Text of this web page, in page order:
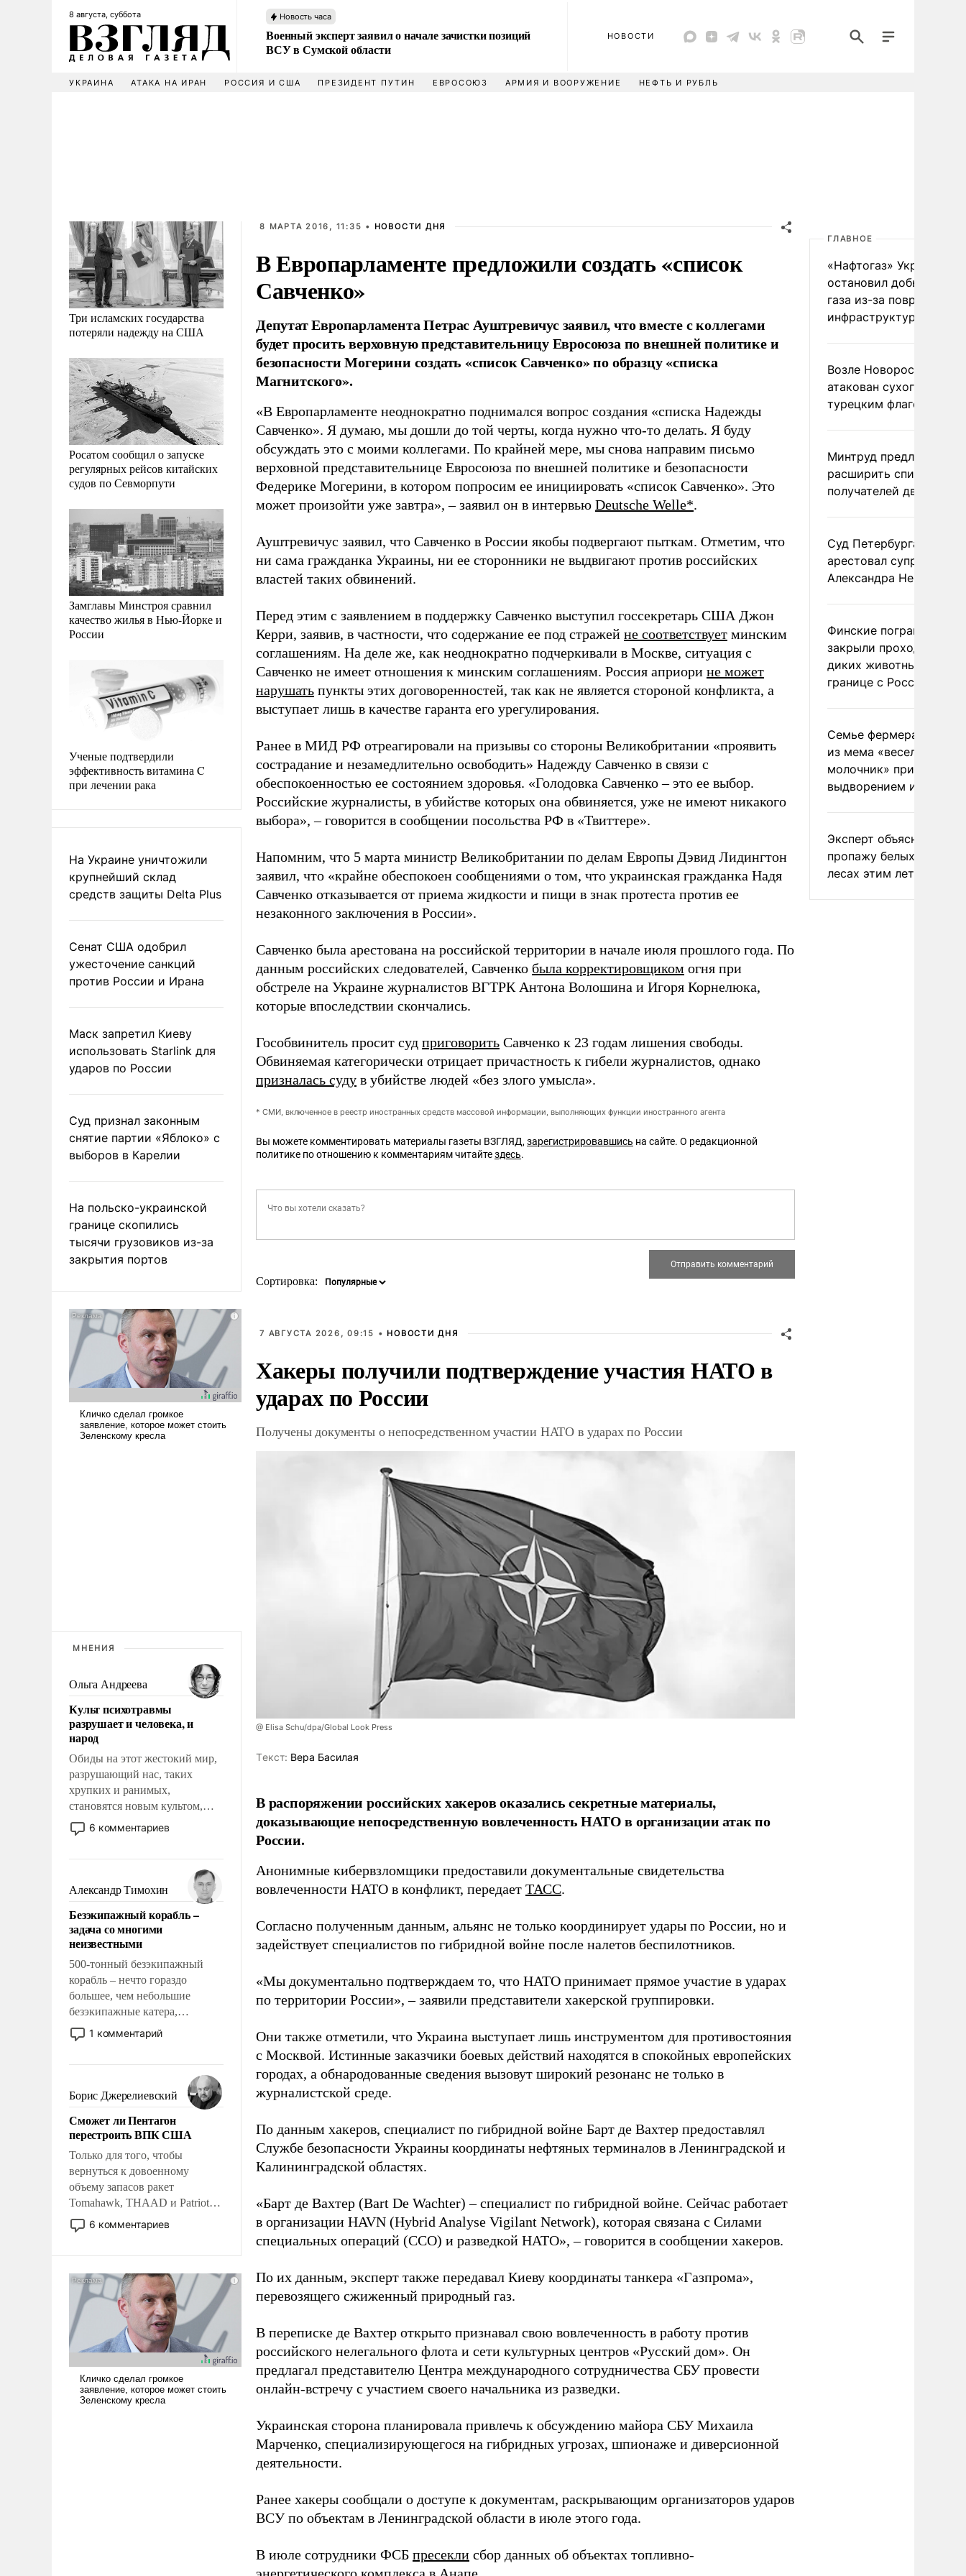
8 августа, суббота Новость часа
Военный эксперт заявил о начале зачистки позиций
ВСУ в Сумской области
НОВОСТИ
УКРАИНА АТАКА НА ИРАН РОССИЯ И США ПРЕЗИДЕНТ ПУТИН ЕВРОСОЮЗ АРМИЯ И ВООРУЖЕНИЕ НЕФТЬ И РУБЛЬ
Три исламских государства
потеряли надежду на США
Росатом сообщил о запуске
регулярных рейсов китайских
судов по Севморпути
Замглавы Минстроя сравнил
качество жилья в Нью-Йорке и
России
Ученые подтвердили
эффективность витамина C
при лечении рака
На Украине уничтожили
крупнейший склад
средств защиты Delta Plus
Сенат США одобрил
ужесточение санкций
против России и Ирана
Маск запретил Киеву
использовать Starlink для
ударов по России
Суд признал законным
снятие партии «Яблоко» с
выборов в Карелии
На польско-украинской
границе скопились
тысячи грузовиков из-за
закрытия портов
МНЕНИЯ
Ольга Андреева
Культ психотравмы
разрушает и человека, и
народ
Обиды на этот жестокий мир,
разрушающий нас, таких
хрупких и ранимых,
становятся новым культом,
постепенно вытесняя и
отменяя традиционное
мужественным и твердым под
ударами судьбы, брать на себя
ответственность, помогать
слабым, идти вперед и
адаптироваться.
6 комментариев
Александр Тимохин
Безэкипажный корабль –
задача со многими
неизвестными
500-тонный безэкипажный
корабль – нечто гораздо
большее, чем небольшие
безэкипажные катера,
применение которых уже
стало обыденностью. Задача по
сложна и амбициозна. Однако
и ее реализация радикально
поднимет наши боевые
возможности.
1 комментарий
Борис Джерелиевский
Сможет ли Пентагон
перестроить ВПК США
Только для того, чтобы
вернуться к довоенному
объему запасов ракет
Tomahawk, THAAD и Patriot
США потребуется более трех
лет. Даже небольшая война с
Сложившаяся ситуация
означает многолетний период
уязвимости США, например,
перед Китаем.
6 комментариев
8 МАРТА 2016, 11:35 • НОВОСТИ ДНЯ
В Европарламенте предложили создать «список
Савченко»
Депутат Европарламента Петрас Ауштревичус заявил, что вместе с коллегами
будет просить верховную представительницу Евросоюза по внешней политике и
безопасности Могерини создать «список Савченко» по образцу «списка
Магнитского».
«В Европарламенте неоднократно поднимался вопрос создания «списка Надежды
Савченко». Я думаю, мы дошли до той черты, когда нужно что-то делать. Я буду
обсуждать это с моими коллегами. По крайней мере, мы снова направим письмо
верховной представительнице Евросоюза по внешней политике и безопасности
Федерике Могерини, в котором попросим ее инициировать «список Савченко». Это
может произойти уже завтра», – заявил он в интервью Deutsche Welle*.
Ауштревичус заявил, что Савченко в России якобы подвергают пыткам. Отметим, что
ни сама гражданка Украины, ни ее сторонники не выдвигают против российских
властей таких обвинений.
Перед этим с заявлением в поддержку Савченко выступил госсекретарь США Джон
Керри, заявив, в частности, что содержание ее под стражей не соответствует минским
соглашениям. На деле же, как неоднократно подчеркивали в Москве, ситуация с
Савченко не имеет отношения к минским соглашениям. Россия априори не может
нарушать пункты этих договоренностей, так как не является стороной конфликта, а
выступает лишь в качестве гаранта его урегулирования.
Ранее в МИД РФ отреагировали на призывы со стороны Великобритании «проявить
сострадание и незамедлительно освободить» Надежду Савченко в связи с
обеспокоенностью ее состоянием здоровья. «Голодовка Савченко – это ее выбор.
Российские журналисты, в убийстве которых она обвиняется, уже не имеют никакого
выбора», – говорится в сообщении посольства РФ в «Твиттере».
Напомним, что 5 марта министр Великобритании по делам Европы Дэвид Лидингтон
заявил, что «крайне обеспокоен сообщениями о том, что украинская гражданка Надя
Савченко отказывается от приема жидкости и пищи в знак протеста против ее
незаконного заключения в России».
Савченко была арестована на российской территории в начале июля прошлого года. По
данным российских следователей, Савченко была корректировщиком огня при
обстреле на Украине журналистов ВГТРК Антона Волошина и Игоря Корнелюка,
которые впоследствии скончались.
Гособвинитель просит суд приговорить Савченко к 23 годам лишения свободы.
Обвиняемая категорически отрицает причастность к гибели журналистов, однако
призналась суду в убийстве людей «без злого умысла».
* СМИ, включенное в реестр иностранных средств массовой информации, выполняющих функции иностранного агента
Вы можете комментировать материалы газеты ВЗГЛЯД, зарегистрировавшись на сайте. О редакционной
политике по отношению к комментариям читайтездесь.
Сортировка:
7 АВГУСТА 2026, 09:15 • НОВОСТИ ДНЯ
Хакеры получили подтверждение участия НАТО в
ударах по России
Получены документы о непосредственном участии НАТО в ударах по России
@ Elisa Schu/dpa/Global Look Press
Tекст: Вера Басилая
В распоряжении российских хакеров оказались секретные материалы,
доказывающие непосредственную вовлеченность НАТО в организации атак по
России.
Анонимные кибервзломщики предоставили документальные свидетельства
вовлеченности НАТО в конфликт, передает ТАСС.
Согласно полученным данным, альянс не только координирует удары по России, но и
задействует специалистов по гибридной войне после налетов беспилотников.
«Мы документально подтверждаем то, что НАТО принимает прямое участие в ударах
по территории России», – заявили представители хакерской группировки.
Они также отметили, что Украина выступает лишь инструментом для противостояния
с Москвой. Истинные заказчики боевых действий находятся в спокойных европейских
городах, а обнародованные сведения вызовут широкий резонанс не только в
журналистской среде.
По данным хакеров, специалист по гибридной войне Барт де Вахтер предоставлял
Службе безопасности Украины координаты нефтяных терминалов в Ленинградской и
Калининградской областях.
«Барт де Вахтер (Bart De Wachter) – специалист по гибридной войне. Сейчас работает
в организации HAVN (Hybrid Analyse Vigilant Network), которая связана с Силами
специальных операций (ССО) и разведкой НАТО», – говорится в сообщении хакеров.
По их данным, эксперт также передавал Киеву координаты танкера «Газпрома»,
перевозящего сжиженный природный газ.
В переписке де Вахтер открыто признавал свою вовлеченность в работу против
российского нелегального флота и сети культурных центров «Русский дом». Он
предлагал представителю Центра международного сотрудничества СБУ провести
онлайн-встречу с участием своего начальника из разведки.
Украинская сторона планировала привлечь к обсуждению майора СБУ Михаила
Марченко, специализирующегося на гибридных угрозах, шпионаже и диверсионной
деятельности.
Ранее хакеры сообщали о доступе к документам, раскрывающим организаторов ударов
ВСУ по объектам в Ленинградской области в июле этого года.
В июле сотрудники ФСБ пресекли сбор данных об объектах топливно-
ГЛАВНОЕ
«Нафтогаз» Украины
остановил добычу
газа из-за повреждения
инфраструктуры
Возле Новороссийска
атакован сухогруз под
турецким флагом
Минтруд предложил
расширить список
получателей двух
Суд Петербурга заочно
арестовал супругу
Александра Невзорова
Финские пограничники
закрыли проходы для
диких животных на
границе с Россией
Семье фермера
из мема «веселый
молочник» пригрозили
выдворением из
Эксперт объяснил
пропажу белых грибов
лесах этим летом